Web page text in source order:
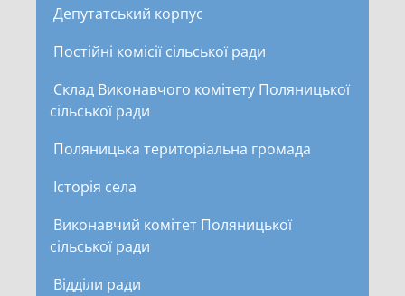
Депутатський корпус
Постійні комісії сільської ради
Склад Виконавчого комітету Поляницької
сільської ради
Поляницька територіальна громада
Історія села
Виконавчий комітет Поляницької
сільської ради
Відділи ради